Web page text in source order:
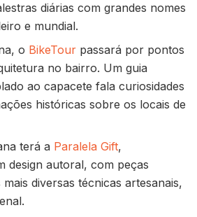
diárias com grandes nomes
e mundial.
o BikeTour passará por pontos
no bairro. Um guia
ao capacete fala curiosidades
históricas sobre os locais de
terá a Paralela Gift,
design autoral, com peças
diversas técnicas artesanais,